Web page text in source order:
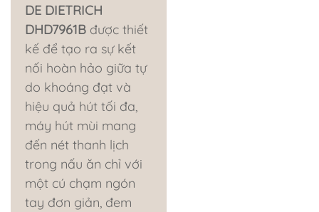
DE DIETRICH
DHD7961B được thiết
kế để tạo ra sự kết
nối hoàn hảo giữa tự
do khoáng đạt và
hiệu quả hút tối đa,
máy hút mùi mang
đến nét thanh lịch
trong nấu ăn chỉ với
một cú chạm ngón
tay đơn giản, đem